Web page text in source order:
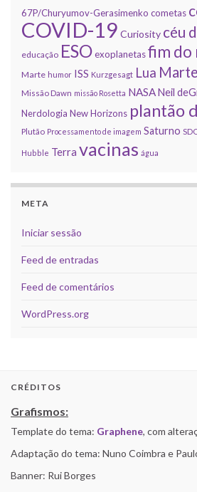
67P/Churyumov-Gerasimenko cometas
COVID-19 Curiosity céu
educação ESOexoplanetasfim do
Marte humor ISS Kurzgesagt Lua Marte
Missão Dawn missão Rosetta NASANeil
Nerdologia New Horizons plantão
Plutão Processamento de imagem Saturno
Hubble Terra vacinas água
META
Iniciar sessão
Feed de entradas
Feed de comentários
WordPress.org
CRÉDITOS
Grafismos:
Template do tema: Graphene, com
Adaptação do tema: Nuno Coimbra e
Banner: Rui Borges